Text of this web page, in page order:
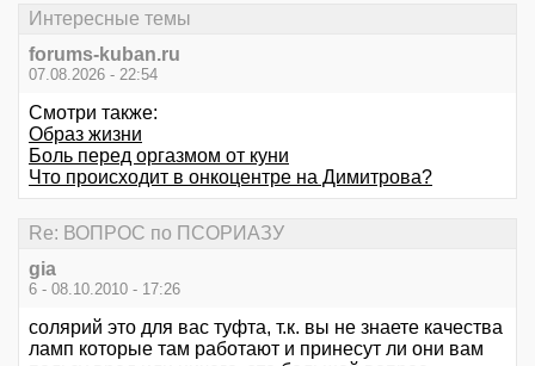
Интересные темы
forums-kuban.ru
07.08.2026 - 22:54
Смотри также:
Образ жизни
Боль перед оргазмом от куни
Что происходит в онкоцентре на Димитрова?
Re: ВОПРОС по ПСОРИАЗУ
gia
6 - 08.10.2010 - 17:26
солярий это для вас туфта, т.к. вы не знаете качества
ламп которые там работают и принесут ли они вам